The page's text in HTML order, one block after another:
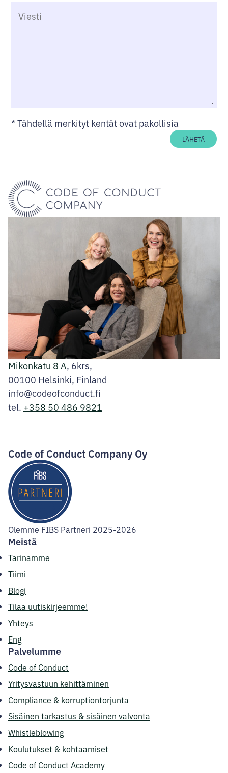
*Tähdellä merkityt kentät ovat pakollisia
LÄHETÄ
Mikonkatu 8 A, 6krs,
00100 Helsinki, Finland
info@codeofconduct.fi
tel. +358 50 486 9821
Code of Conduct Company Oy
Olemme FIBS Partneri 2025-2026
Meistä
Tarinamme
Tiimi
Blogi
Tilaa uutiskirjeemme!
Yhteys
Eng
Palvelumme
Code of Conduct
Yritysvastuun kehittäminen
Compliance & korruptiontorjunta
Sisäinen tarkastus & sisäinen valvonta
Whistleblowing
Koulutukset & kohtaamiset
Code of Conduct Academy